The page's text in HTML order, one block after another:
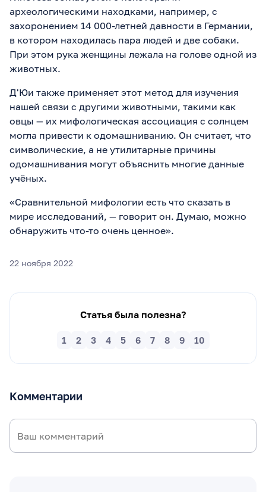
археологическими находками, например, с
захоронением 14 000-летней давности в Германии,
в котором находилась пара людей и две собаки.
При этом рука женщины лежала на голове одной из
животных.
Д'Юи также применяет этот метод для изучения
нашей связи с другими животными, такими как
овцы — их мифологическая ассоциация с солнцем
могла привести к одомашниванию. Он считает, что
символические, а не утилитарные причины
одомашнивания могут объяснить многие данные
учёных.
«Сравнительной мифологии есть что сказать в
мире исследований, — говорит он. Думаю, можно
обнаружить что-то очень ценное».
22 ноября 2022
Статья была полезна?
10
9
8
7
6
5
4
3
2
1
Комментарии